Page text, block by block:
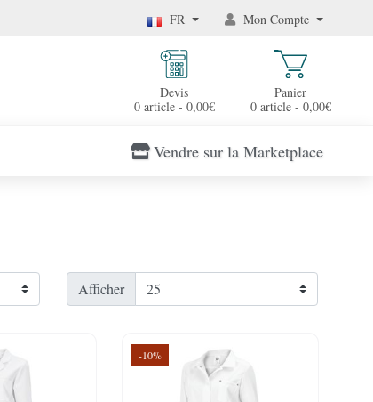
FR Mon Compte
Devis
0 article - 0,00€
Panier
0 article - 0,00€
Vendre sur la Marketplace
Afficher
-10%